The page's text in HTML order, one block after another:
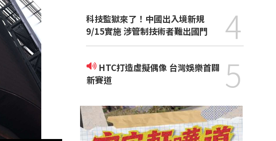
科技監獄來了！中國出入境新規
9/15實施 涉管制技術者難出國門
4
新賽道
5